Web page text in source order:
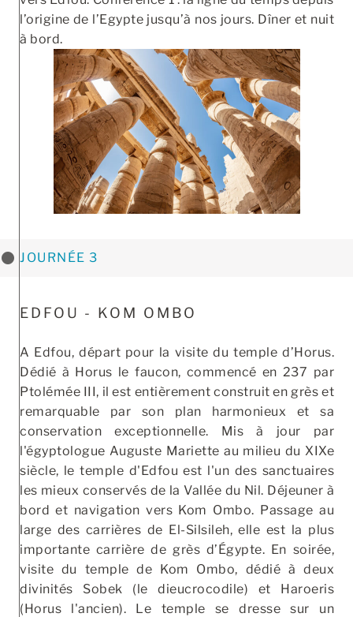
l’origine de l’Egypte jusqu’à nos jours. Dîner et nuit
à bord.
JOURNÉE 3
EDFOU - KOM OMBO
A Edfou, départ pour la visite du temple d’Horus.
Dédié à Horus le faucon, commencé en 237 par
Ptolémée III, il est entièrement construit en grès et
remarquable par son plan harmonieux et sa
conservation exceptionnelle. Mis à jour par
l'égyptologue Auguste Mariette au milieu du XIXe
siècle, le temple d'Edfou est l'un des sanctuaires
les mieux conservés de la Vallée du Nil. Déjeuner à
bord et navigation vers Kom Ombo. Passage au
large des carrières de El-Silsileh, elle est la plus
importante carrière de grès d’Égypte. En soirée,
visite du temple de Kom Ombo, dédié à deux
divinités Sobek (le dieucrocodile) et Haroeris
(Horus l'ancien). Le temple se dresse sur un